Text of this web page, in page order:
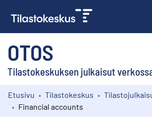
OTOS
Tilastokeskuksen julkaisut
Kokoelmat
Etusivu Tilastokeskus
Financial accounts